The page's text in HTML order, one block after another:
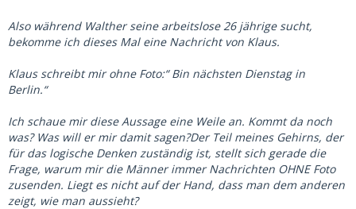
Also während Walther seine arbeitslose 26 jährige sucht,
bekomme ich dieses Mal eine Nachricht von Klaus.
Klaus schreibt mir ohne Foto:“ Bin nächsten Dienstag in
Berlin.“
Ich schaue mir diese Aussage eine Weile an. Kommt da noch
was? Was will er mir damit sagen?Der Teil meines Gehirns, der
für das logische Denken zuständig ist, stellt sich gerade die
Frage, warum mir die Männer immer Nachrichten OHNE Foto
zusenden. Liegt es nicht auf der Hand, dass man dem anderen
zeigt, wie man aussieht?